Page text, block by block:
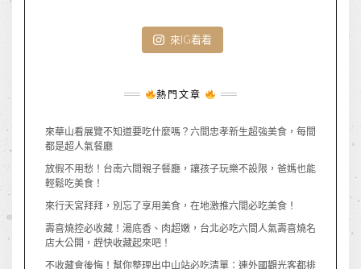
來IG看看
熱門文章
來華山看展覽不知道要吃什麼嗎？六間忠孝新生超強美食，每間
都是超人氣餐廳
放假不用愁！台南六間親子餐廳，讓孩子玩樂不設限，爸媽也能
輕鬆吃美食！
來行天宮拜拜，別忘了享用美食，在地激推六間必吃美食！
壽喜燒控必收藏！湯底香、肉超嫩，台北必吃六間人氣壽喜燒名
店大公開，趕快收藏起來吧！
不收藏會後悔！幫你整理出中山站必吃清單：連外國觀光客都排